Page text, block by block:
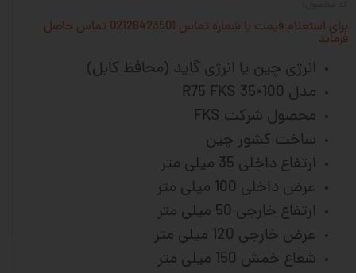
برای استعلام قیمت با شماره تماس 02128423501 تماس حاصل
فرماید
انرژی چین یا انرژی گاید (محافظ کابل)
مدل R75 FKS 35×100
محصول شرکت FKS
ساخت کشور چین
ارتفاع داخلی 35 میلی متر
عرض داخلی 100 میلی متر
ارتفاع خارجی 50 میلی متر
عرض خارجی 120 میلی متر
شعاع خمش 150 میلی متر